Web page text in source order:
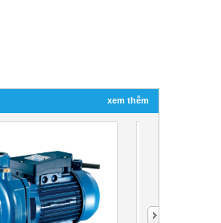
xem thêm